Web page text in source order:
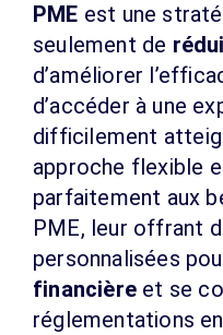
PME est une
seulement de
d’améliorer
d’accéder à une
difficilement
approche flexible
parfaitement aux
PME, leur offrant
personnalisées
financière et se
réglementations